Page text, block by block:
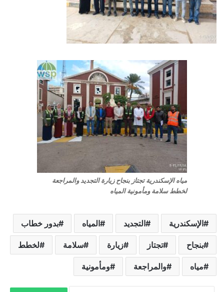
مياه الإسكندرية تجتاز بنجاح زيارة التجديد والمراجعة
لخطط سلامة ومأمونية المياه
الإسكندرية التجديد المياه بدور خطاب
بنجاح تجتاز زيارة سلامة لخطط
مياه والمراجعة ومأمونية